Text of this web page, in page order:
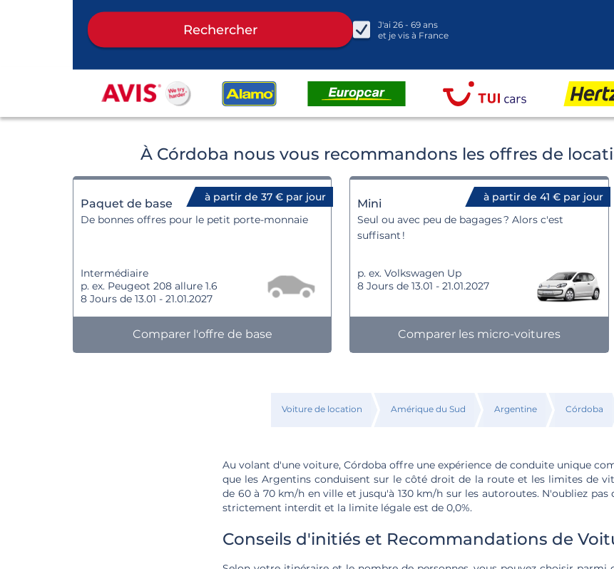
J'ai 26 - 69 ans
et je vis à France
Rechercher
À Córdoba nous vous recommandons les offres de
à partir de 37 € par jour
Paquet de base
De bonnes offres pour le petit porte-monnaie
Intermédiaire
p. ex. Peugeot 208 allure 1.6
8 Jours de 13.01 - 21.01.2027
Comparer l'offre de base
à partir de 41 € par jour
Mini
Seul ou avec peu de bagages ? Alors c'est
suffisant !
p. ex. Volkswagen Up
8 Jours de 13.01 - 21.01.2027
Comparer les micro-voitures
Voiture de location Amérique du Sud Argentine Córdoba
Au volant d'une voiture, Córdoba offre une expérience de conduite unique
que les Argentins conduisent sur le côté droit de la route et les limites de
de 60 à 70 km/h en ville et jusqu'à 130 km/h sur les autoroutes. N'oubliez pas
strictement interdit et la limite légale est de 0,0%.
Conseils d'initiés et Recommandations de